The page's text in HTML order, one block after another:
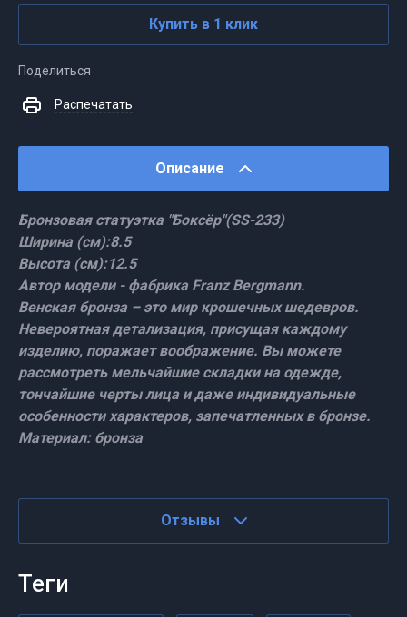
Купить в 1 клик
Поделиться
Распечатать
Описание
Бронзовая статуэтка "Боксёр"(SS-233)
Ширина (см):8.5
Высота (см):12.5
Автор модели - фабрика Franz Bergmann.
Венская бронза – это мир крошечных шедевров.
Невероятная детализация, присущая каждому
изделию, поражает воображение. Вы можете
рассмотреть мельчайшие складки на одежде,
тончайшие черты лица и даже индивидуальные
особенности характеров, запечатленных в бронзе.
Материал: бронза
Отзывы
теги